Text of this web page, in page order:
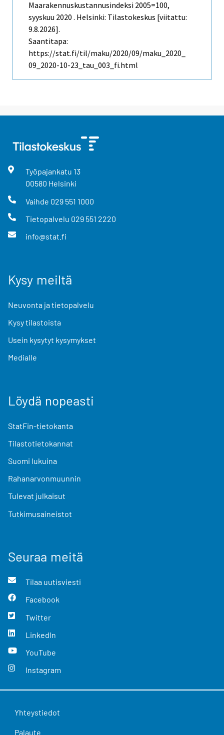
Maarakennuskustannusindeksi 2005=100,
syyskuu 2020 . Helsinki: Tilastokeskus [viitattu:
9.8.2026].
Saantitapa:
https://stat.fi/til/maku/2020/09/maku_2020_
09_2020-10-23_tau_003_fi.html
Työpajankatu 13
00580 Helsinki
Vaihde 029 551 1000
Tietopalvelu 029 551 2220
info@stat.fi
Kysy meiltä
Neuvonta ja tietopalvelu
Kysy tilastoista
Usein kysytyt kysymykset
Medialle
Löydä nopeasti
StatFin-tietokanta
Tilastotietokannat
Suomi lukuina
Rahanarvonmuunnin
Tulevat julkaisut
Tutkimusaineistot
Seuraa meitä
Tilaa uutisviesti
Facebook
Twitter
LinkedIn
YouTube
Instagram
Yhteystiedot
Palaute